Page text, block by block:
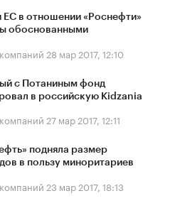
ЕС в отношении «Роснефти»
обоснованными
28 мар 2017, 12:10
с Потаниным фонд
в российскую Kidzania
27 мар 2017, 12:11
подняла размер
в пользу миноритариев
23 мар 2017, 18:13